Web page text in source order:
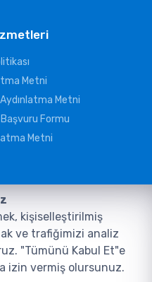
Metni
Metni
Formu
Metni
GÜVENLİK VE BİLİŞİM
kişiselleştirilmiş
ve trafiğimizi analiz
"Tümünü Kabul Et"e
izin vermiş olursunuz.